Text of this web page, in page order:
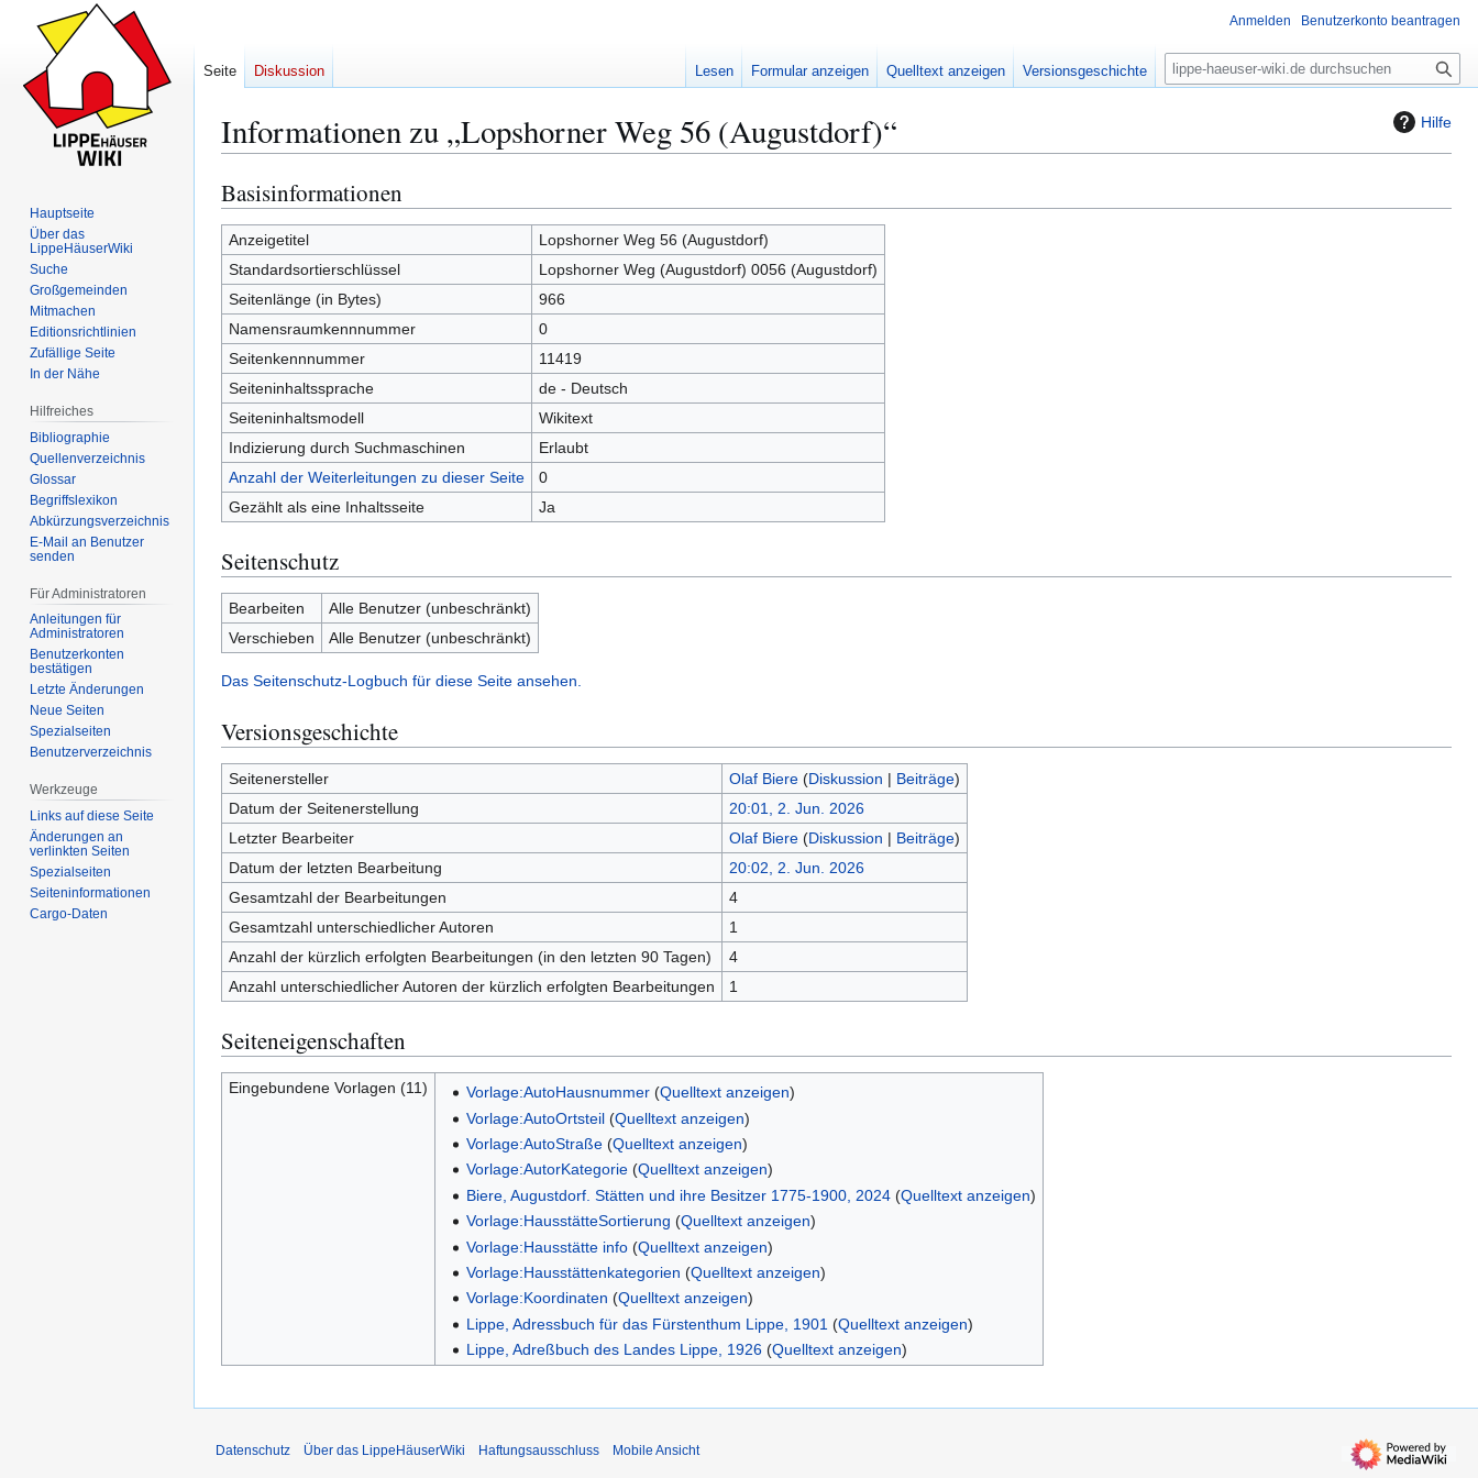
Hilfe
Informationen zu „Lopshorner Weg 56 (Augustdorf)“
Zur
Navigation
springen
Zur
Suche
springen
Basisinformationen
Anzeigetitel
Lopshorner Weg 56 (Augustdorf)
Standardsortierschlüssel
Lopshorner Weg (Augustdorf) 0056 (Augustdorf)
Seitenlänge (in Bytes)
966
Namensraumkennnummer
0
Seitenkennnummer
11419
Seiteninhaltssprache
de - Deutsch
Seiteninhaltsmodell
Wikitext
Indizierung durch Suchmaschinen
Erlaubt
Anzahl der Weiterleitungen zu dieser Seite
0
Gezählt als eine Inhaltsseite
Ja
Seitenschutz
Bearbeiten
Alle Benutzer (unbeschränkt)
Verschieben
Alle Benutzer (unbeschränkt)
Das Seitenschutz-Logbuch für diese Seite ansehen.
Versionsgeschichte
Seitenersteller Olaf Biere (Diskussion | Beiträge)
Datum der Seitenerstellung
20:01, 2. Jun. 2026
Letzter Bearbeiter
Olaf Biere (Diskussion | Beiträge)
Datum der letzten Bearbeitung
20:02, 2. Jun. 2026
Gesamtzahl der Bearbeitungen
4
Gesamtzahl unterschiedlicher Autoren
1
Anzahl der kürzlich erfolgten Bearbeitungen (in den letzten 90 Tagen)
4
Anzahl unterschiedlicher Autoren der kürzlich erfolgten Bearbeitungen
1
Seiteneigenschaften
Eingebundene Vorlagen (11) Vorlage:AutoHausnummer(Quelltext anzeigen)
Vorlage:AutoOrtsteil(Quelltext anzeigen)
Vorlage:AutoStraße(Quelltext anzeigen)
Vorlage:AutorKategorie(Quelltext anzeigen)
Biere, Augustdorf. Stätten und ihre Besitzer 1775-1900, 2024(Quelltext anzeigen)
Vorlage:HausstätteSortierung (Quelltext anzeigen)
Vorlage:Hausstätte info(Quelltext anzeigen)
Vorlage:Hausstättenkategorien (Quelltext anzeigen)
Vorlage:Koordinaten (Quelltext anzeigen)
Lippe, Adressbuch für das Fürstenthum Lippe, 1901 (Quelltext anzeigen)
Lippe, Adreßbuch des Landes Lippe, 1926(Quelltext anzeigen)
Anmelden Benutzerkonto beantragen
Seite Diskussion Lesen Formular anzeigen Quelltext anzeigen Versionsgeschichte
S
u
e
Hauptseite
Über das
LippeHäuserWiki
Suche
Großgemeinden
Mitmachen
Editionsrichtlinien
Zufällige Seite
In der Nähe
Hilfreiches
Bibliographie
Quellenverzeichnis
Glossar
Begriffslexikon
Abkürzungsverzeichnis
E-Mail an Benutzer
senden
Für Administratoren
Anleitungen für
Administratoren
Benutzerkonten
bestätigen
Letzte Änderungen
Neue Seiten
Spezialseiten
Benutzerverzeichnis
Werkzeuge
Links auf diese Seite
Änderungen an
verlinkten Seiten
Spezialseiten
Seiten­­informationen
Cargo-Daten
Datenschutz Über das LippeHäuserWiki Haftungsausschluss Mobile Ansicht